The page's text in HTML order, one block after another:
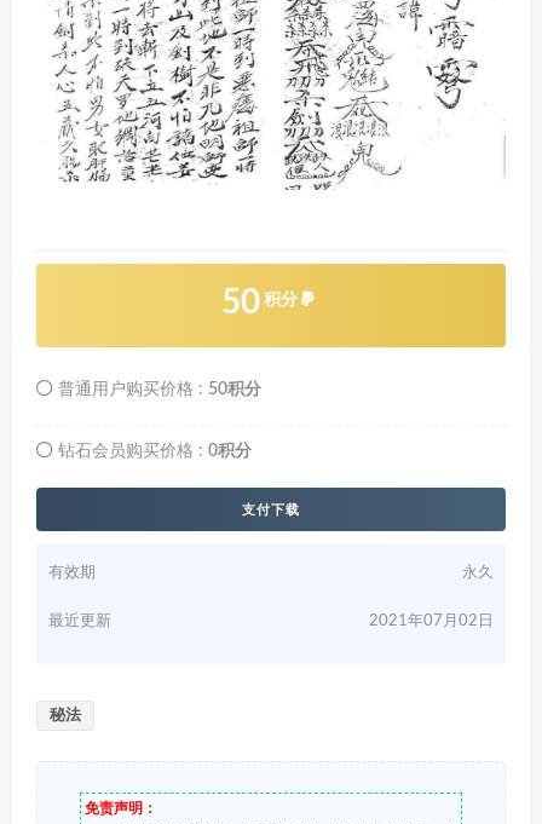
50 积分
普通用户购买价格 : 50积分
钻石会员购买价格 : 0积分
支付下载
有效期 永久
最近更新 2021年07月02日
秘法
免责声明：